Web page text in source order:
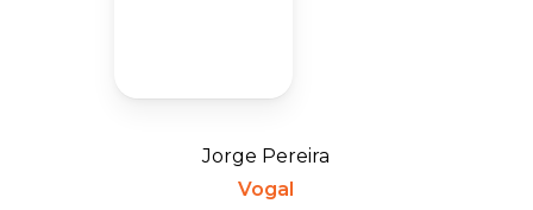
Jorge Pereira
Vogal